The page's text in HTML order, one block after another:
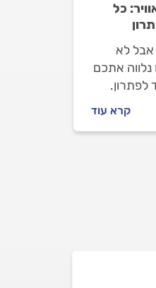
כל
אבל לא
נלווה אתכם
לפתרון.
יוצאים
קרא עוד